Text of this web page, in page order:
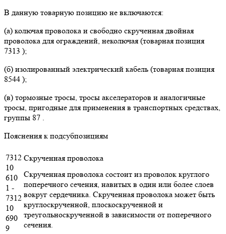
В данную товарную позицию не включаются:
(а) колючая проволока и свободно скрученная двойная
проволока для ограждений, неколючая (товарная позиция
7313 );
(б) изолированный электрический кабель (товарная позиция
8544 );
(в) тормозные тросы, тросы акселераторов и аналогичные
тросы, пригодные для применения в транспортных средствах,
группы 87 .
Пояснения к подсубпозициям
7312
10
610
1 -
7312
10
690
9
Скрученная проволока
Скрученная проволока состоит из проволок круглого
поперечного сечения, навитых в один или более слоев
вокруг сердечника. Скрученная проволока может быть
круглоскрученной, плоскоскрученной и
треугольноскрученной в зависимости от поперечного
сечения.